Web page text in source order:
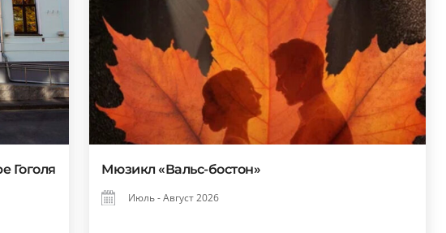
Гоголя Мюзикл «Вальс-бостон»
Июль - Август 2026